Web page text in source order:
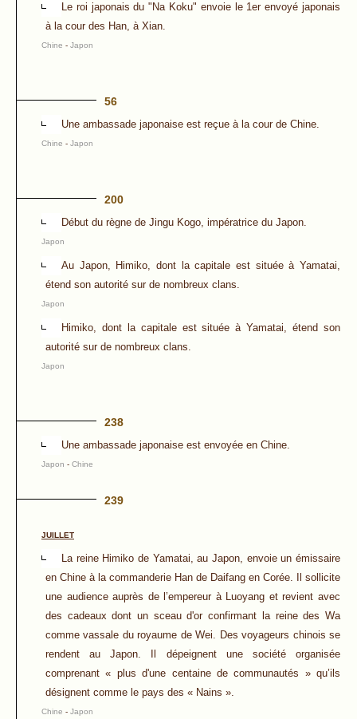
Le roi japonais du "Na Koku" envoie le 1er envoyé japonais
à la cour des Han, à Xian.
Chine - Japon
56
Une ambassade japonaise est reçue à la cour de Chine.
Chine - Japon
200
Début du règne de Jingu Kogo, impératrice du Japon.
Japon
Au Japon, Himiko, dont la capitale est située à Yamatai,
étend son autorité sur de nombreux clans.
Japon
Himiko, dont la capitale est située à Yamatai, étend son
autorité sur de nombreux clans.
Japon
238
Une ambassade japonaise est envoyée en Chine.
Japon - Chine
239
JUILLET
La reine Himiko de Yamatai, au Japon, envoie un émissaire
en Chine à la commanderie Han de Daifang en Corée. Il sollicite
une audience auprès de l’empereur à Luoyang et revient avec
des cadeaux dont un sceau d'or confirmant la reine des Wa
comme vassale du royaume de Wei. Des voyageurs chinois se
rendent au Japon. Il dépeignent une société organisée
comprenant « plus d'une centaine de communautés » qu’ils
désignent comme le pays des « Nains ».
Chine - Japon